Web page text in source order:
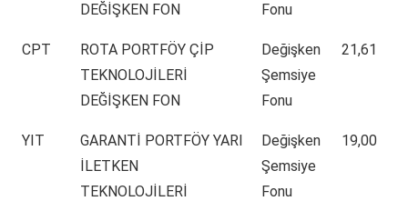
DEĞİŞKEN FON
Fonu
CPT
ROTA PORTFÖY ÇİP
TEKNOLOJİLERİ
DEĞİŞKEN FON
Değişken
Şemsiye
Fonu
21,61
YIT
GARANTİ PORTFÖY YARI
İLETKEN
TEKNOLOJİLERİ
Değişken
Şemsiye
Fonu
19,00